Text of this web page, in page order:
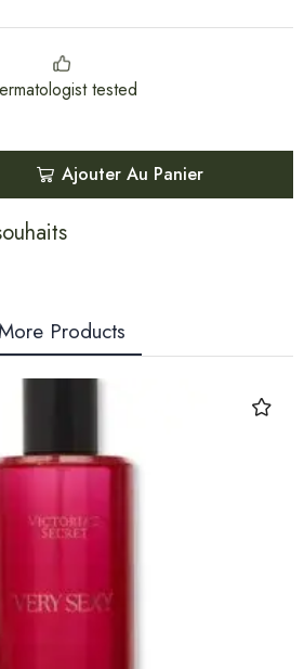
tested
Ajouter Au Panier
Products